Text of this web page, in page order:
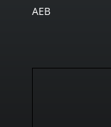
AEB